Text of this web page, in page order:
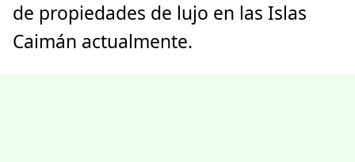
de propiedades de lujo en las Islas
Caimán actualmente.